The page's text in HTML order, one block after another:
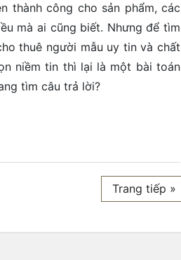
thành công cho sản phẩm, các
mà ai cũng biết. Nhưng để tìm
thuê người mẫu uy tin và chất
niềm tin thì lại là một bài toán
tìm câu trả lời?
Trang tiếp »